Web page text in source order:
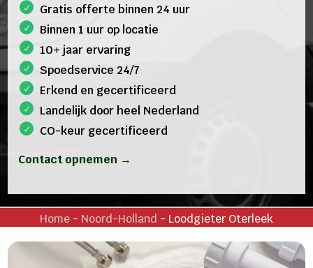
Gratis offerte binnen 24 uur
Binnen 1 uur op locatie
10+ jaar ervaring
Spoedservice 24/7
Erkend en gecertificeerd
Landelijk door heel Nederland
CO-keur gecertificeerd
Contact opnemen →
Home- Noord-Holland - Loodgieter Oterleek